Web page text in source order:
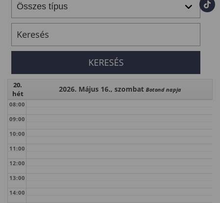
20.
hét
2026. Május 16., szombat Botond napja
08:00
09:00
10:00
11:00
12:00
13:00
14:00